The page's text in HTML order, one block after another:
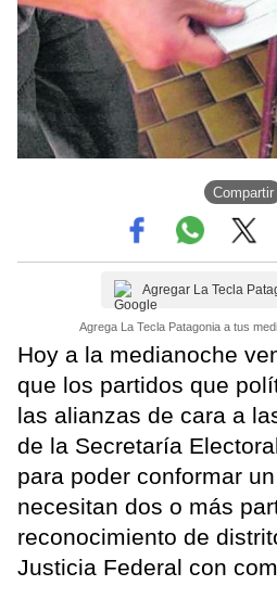
Compartir
Agregar La Tecla
Agrega La Tecla Patagonia a tus
Hoy a la medianoche
que los partidos que
las alianzas de cara a
de la Secretaría
para poder conformar
necesitan dos o más
reconocimiento de
Justicia Federal con